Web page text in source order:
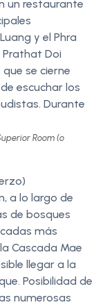
un restaurante
y el Phra
Prathat Doi
se cierne
escuchar los
Durante
Room (o
a lo largo de
de bosques
más
Cascada Mae
llegar a la
Posibilidad de
numerosas